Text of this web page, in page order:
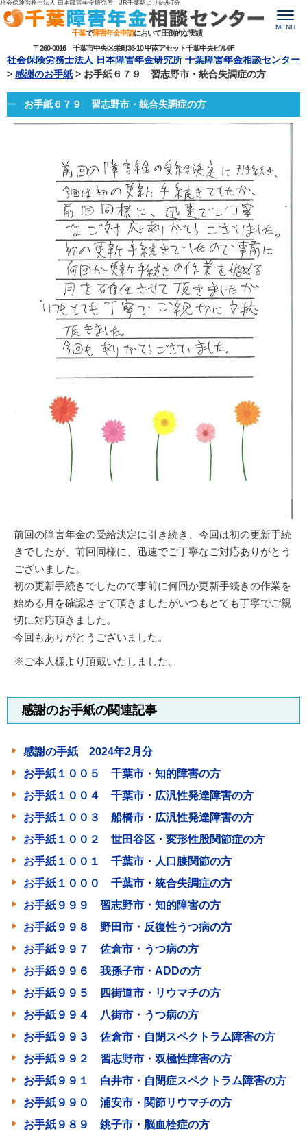
社会保険労務士法人 日本障害年金研究所 JR千葉駅より 徒歩7分
千葉で障害年金申請において圧倒的な実績
〒260-0016 千葉市中央区栄町36-10 甲南アセット千葉中央ビル9F
MENU
社会保険労務士法人 日本障害年金研究所 千葉障害年金相談センター
> 感謝のお手紙 > お手紙６７９ 習志野市・統合失調症の方
お手紙６７９ 習志野市・統合失調症の方
前回の障害年金の受給決定に引き続き、今回は初の更新手続
きでしたが、前回同様に、迅速でご丁寧なご対応ありがとう
ございました。
初の更新手続きでしたので事前に何回か更新手続きの作業を
始める月を確認させて頂きましたがいつもとても丁寧でご親
切に対応頂きました。
今回もありがとうございました。
※ご本人様より頂戴いたしました。
感謝のお手紙の関連記事
感謝の手紙 2024年2月分
お手紙１００５ 千葉市・知的障害の方
お手紙１００４ 千葉市・広汎性発達障害の方
お手紙１００３ 船橋市・広汎性発達障害の方
お手紙１００２ 世田谷区・変形性股関節症の方
お手紙１００１ 千葉市・人口膝関節の方
お手紙１０００ 千葉市・統合失調症の方
お手紙９９９ 習志野市・知的障害の方
お手紙９９８ 野田市・反復性うつ病の方
お手紙９９７ 佐倉市・うつ病の方
お手紙９９６ 我孫子市・ADDの方
お手紙９９５ 四街道市・リウマチの方
お手紙９９４ 八街市・うつ病の方
お手紙９９３ 佐倉市・自閉スペクトラム障害の方
お手紙９９２ 習志野市・双極性障害の方
お手紙９９１ 白井市・自閉症スペクトラム障害の方
お手紙９９０ 浦安市・関節リウマチの方
お手紙９８９ 銚子市・脳血栓症の方